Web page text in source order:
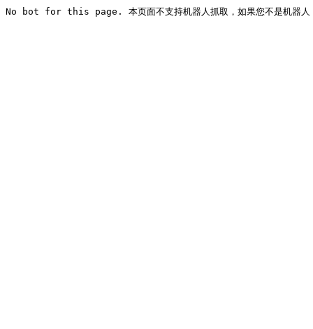
No bot for this page. 本页面不支持机器人抓取，如果您不是机器人，